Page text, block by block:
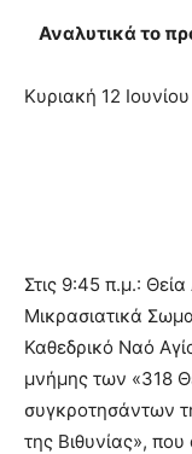
Αναλυτικά το
Κυριακή 12
Στις 9:45 π.μ.:
Μικρασιατικά
Καθεδρικό Ναό
μνήμης των «318
συγκροτησάντων
της Βιθυνίας»,